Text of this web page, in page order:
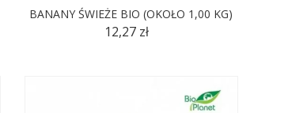
BANANY ŚWIEŻE BIO (OKOŁO 1,00 KG)
12,27 zł